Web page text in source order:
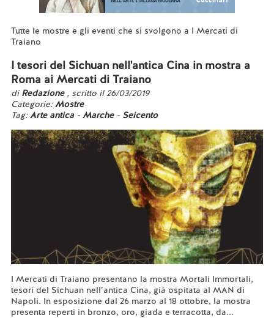
Tutte le mostre e gli eventi che si svolgono a I Mercati di
Traiano
I tesori del Sichuan nell'antica Cina in mostra a
Roma ai Mercati di Traiano
di Redazione , scritto il 26/03/2019
Categorie:Mostre
Tag:Arte antica- Marche- Seicento
I Mercati di Traiano presentano la mostra Mortali Immortali,
tesori del Sichuan nell’antica Cina, già ospitata al MAN di
Napoli. In esposizione dal 26 marzo al 18 ottobre, la mostra
presenta reperti in bronzo, oro, giada e terracotta, da...